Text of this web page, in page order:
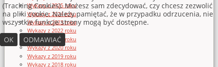
Wykazy z 2025 roku
Wykazy z 2024 roku
Wykazy z 2023 roku
Wykazy z 2022 roku
Wykazy z 2021 roku
Wykazy z 2020 roku
Wykazy z 2019 roku
Wykazy z 2018 roku
(Tracking Cookies). Możesz sam zdecydować, czy chcesz zezwolić
na pliki cookie. Należy pamiętać, że w przypadku odrzucenia, nie
wszystkie funkcje strony mogą być dostępne.
OK
ODMAWIAĆ